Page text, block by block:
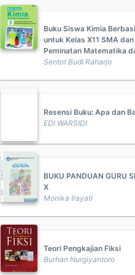
Buku Siswa Kimia
untuk Kelas X11 SMA
Peminatan Matematika
Sentot Budi Raharjo
Resensi Buku: Apa dan
EDI WARSIDI
BUKU PANDUAN GURU
X
Monika Irayati
Teori Pengkajian Fiksi
Burhan Nurgiyantoro